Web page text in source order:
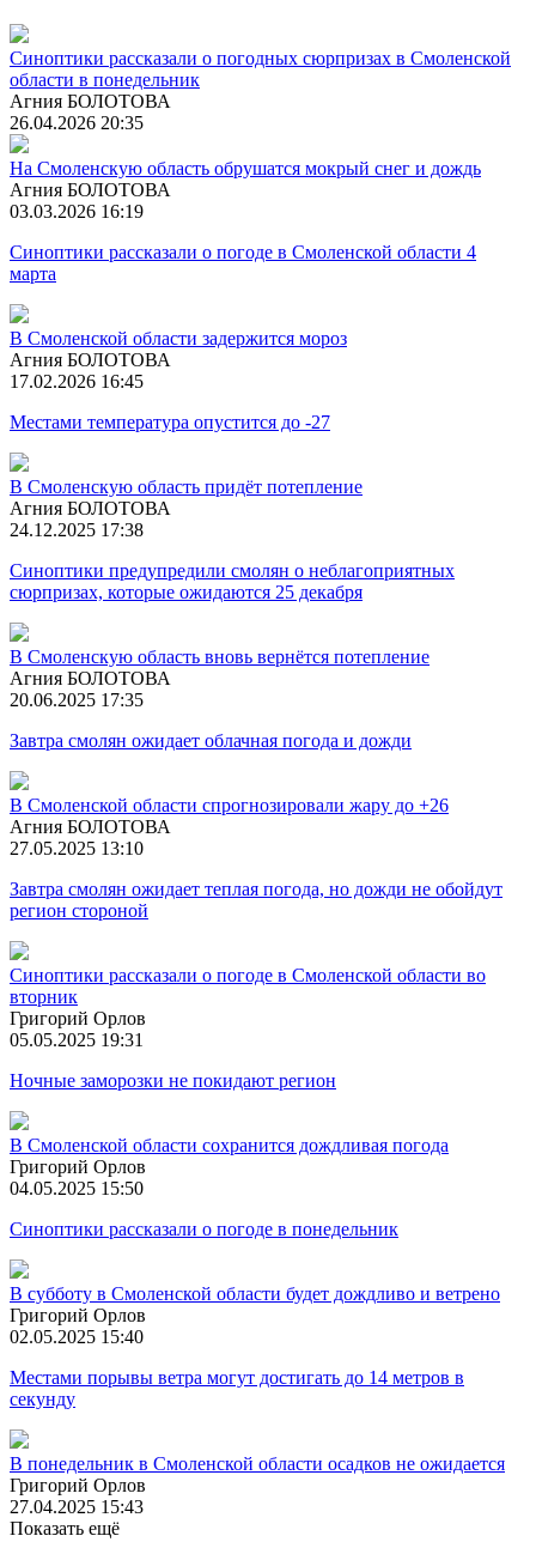
Синоптики рассказали о погодных сюрпризах в Смоленской
области в понедельник
Агния БОЛОТОВА
26.04.2026 20:35
На Смоленскую область обрушатся мокрый снег и дождь
Агния БОЛОТОВА
03.03.2026 16:19
Синоптики рассказали о погоде в Смоленской области 4
марта
В Смоленской области задержится мороз
Агния БОЛОТОВА
17.02.2026 16:45
Местами температура опустится до -27
В Смоленскую область придёт потепление
Агния БОЛОТОВА
24.12.2025 17:38
Синоптики предупредили смолян о неблагоприятных
сюрпризах, которые ожидаются 25 декабря
В Смоленскую область вновь вернётся потепление
Агния БОЛОТОВА
20.06.2025 17:35
Завтра смолян ожидает облачная погода и дожди
В Смоленской области спрогнозировали жару до +26
Агния БОЛОТОВА
27.05.2025 13:10
Завтра смолян ожидает теплая погода, но дожди не обойдут
регион стороной
Синоптики рассказали о погоде в Смоленской области во
вторник
Григорий Орлов
05.05.2025 19:31
Ночные заморозки не покидают регион
В Смоленской области сохранится дождливая погода
Григорий Орлов
04.05.2025 15:50
Синоптики рассказали о погоде в понедельник
В субботу в Смоленской области будет дождливо и ветрено
Григорий Орлов
02.05.2025 15:40
Местами порывы ветра могут достигать до 14 метров в
секунду
В понедельник в Смоленской области осадков не ожидается
Григорий Орлов
27.04.2025 15:43
Показать ещё